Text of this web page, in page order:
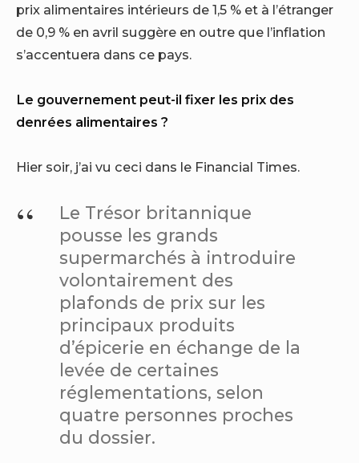
prix alimentaires intérieurs de 1,5 % et à l’étranger
de 0,9 % en avril suggère en outre que l’inflation
s’accentuera dans ce pays.
Le gouvernement peut-il fixer les prix des
denrées alimentaires ?
Hier soir, j’ai vu ceci dans le Financial Times.
Le Trésor britannique
pousse les grands
supermarchés à introduire
volontairement des
plafonds de prix sur les
principaux produits
d’épicerie en échange de la
levée de certaines
réglementations, selon
quatre personnes proches
du dossier.